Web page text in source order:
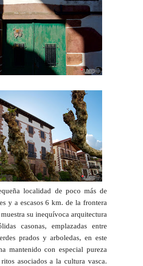
localidad de poco más de
y a escasos 6 km. de la frontera
su inequívoca arquitectura
casonas, emplazadas entre
prados y arboledas, en este
mantenido con especial pureza
asociados a la cultura vasca.